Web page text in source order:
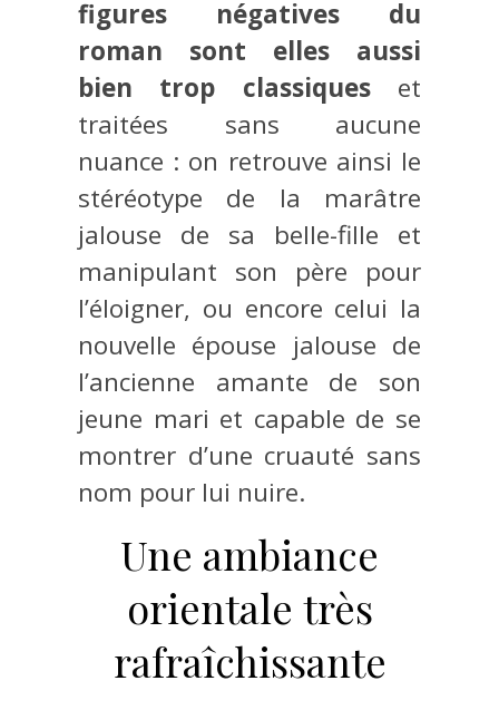
figures négatives du
roman sont elles aussi
bien trop classiqueset
traitées sans aucune
nuance : on retrouve ainsi le
stéréotype de la marâtre
jalouse de sa belle-fille et
manipulant son père pour
l’éloigner, ou encore celui la
nouvelle épouse jalouse de
l’ancienne amante de son
jeune mari et capable de se
montrer d’une cruauté sans
nom pour lui nuire.
Une ambiance
orientale très
rafraîchissante